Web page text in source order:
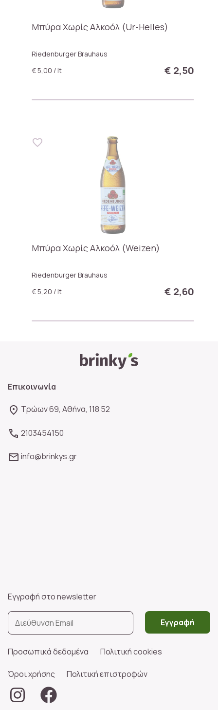
Μπύρα Χωρίς Αλκοόλ (Ur-Helles)
Riedenburger Brauhaus
€ 5,00 / lt
€ 2,50
Μπύρα Χωρίς Αλκοόλ (Weizen)
Riedenburger Brauhaus
€ 5,20 / lt
€ 2,60
Επικοινωνία
Τρώων 69, Αθήνα, 118 52
2103454150
info@brinkys.gr
Εγγραφή στο newsletter
Εγγραφή
Προσωπικά δεδομένα Πολιτική cookies
Όροι χρήσης Πολιτική επιστροφών